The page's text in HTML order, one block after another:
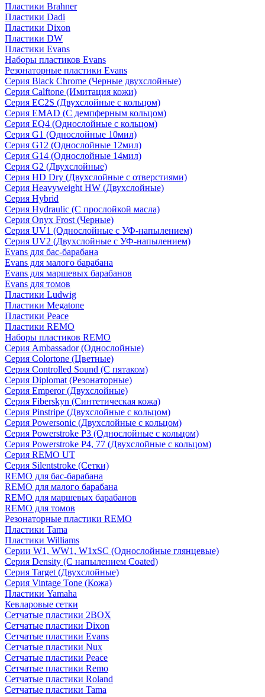
Пластики Brahner
Пластики Dadi
Пластики Dixon
Пластики DW
Пластики Evans
Наборы пластиков Evans
Резонаторные пластики Evans
Серия Black Chrome (Черные двухслойные)
Серия Calftone (Имитация кожи)
Серия EC2S (Двухслойные с кольцом)
Серия EMAD (С демпферным кольцом)
Серия EQ4 (Однослойные с кольцом)
Серия G1 (Однослойные 10мил)
Серия G12 (Однослойные 12мил)
Серия G14 (Однослойные 14мил)
Серия G2 (Двухслойные)
Серия HD Dry (Двухслойные с отверстиями)
Серия Heavyweight HW (Двухслойные)
Серия Hybrid
Серия Hydraulic (С прослойкой масла)
Серия Onyx Frost (Черные)
Серия UV1 (Однослойные с УФ-напылением)
Серия UV2 (Двухслойные с УФ-напылением)
Evans для бас-барабана
Evans для малого барабана
Evans для маршевых барабанов
Evans для томов
Пластики Ludwig
Пластики Megatone
Пластики Peace
Пластики REMO
Наборы пластиков REMO
Серия Ambassador (Однослойные)
Серия Colortone (Цветные)
Серия Controlled Sound (С пятаком)
Серия Diplomat (Резонаторные)
Серия Emperor (Двухслойные)
Серия Fiberskyn (Синтетическая кожа)
Серия Pinstripe (Двухслойные с кольцом)
Серия Powersonic (Двухслойные с кольцом)
Серия Powerstroke P3 (Однослойные с кольцом)
Серия Powerstroke P4, 77 (Двухслойные с кольцом)
Серия REMO UT
Серия Silentstroke (Сетки)
REMO для бас-барабана
REMO для малого барабана
REMO для маршевых барабанов
REMO для томов
Резонаторные пластики REMO
Пластики Tama
Пластики Williams
Серии W1, WW1, W1xSC (Однослойные глянцевые)
Серия Density (C напылением Coated)
Серия Target (Двухслойные)
Серия Vintage Tone (Кожа)
Пластики Yamaha
Кевларовые сетки
Сетчатые пластики 2BOX
Сетчатые пластики Dixon
Сетчатые пластики Evans
Сетчатые пластики Nux
Сетчатые пластики Peace
Сетчатые пластики Remo
Сетчатые пластики Roland
Сетчатые пластики Tama